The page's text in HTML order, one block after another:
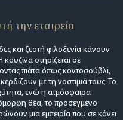
την εταιρεία
και ζεστή φιλοξενία κάνουν
στηρίζεται σε
πιάτα όπως κοντοσούβλι,
με τη νοστιμιά τους. Το
ενώ η ατμόσφαιρα
θέα, το προσεγμένο
μια εμπειρία που σε κάνει